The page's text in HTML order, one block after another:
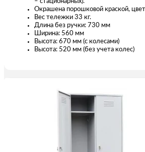
Окрашена порошковой краской,
Вес тележки 33 кг.
Длина без ручки: 730 мм
Ширина: 560 мм
Высота: 670 мм (с колесами)
Высота: 520 мм (без учета колес)